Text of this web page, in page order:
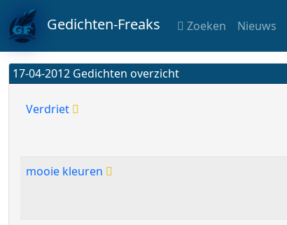
Gedichten-Freaks Zoeken Nieuws
17-04-2012 Gedichten overzicht
Verdriet
mooie kleuren